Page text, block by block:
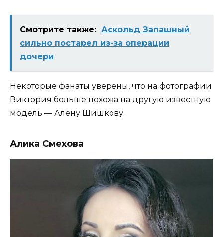
Смотрите также: Аскольд Запашный
сильно постарел из-за операции
дочери
Некоторые фанаты уверены, что на фотографии
Виктория больше похожа на другую известную
модель — Алену Шишкову.
Алика Смехова